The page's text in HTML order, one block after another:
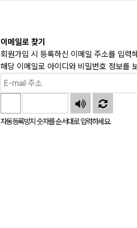
이메일로 찾기
회원가입 시 등록하신 이메일 주소를 입력
해당 이메일로 아이디와 비밀번호 정보를
자동등록방지 숫자를 순서대로 입력하세요.